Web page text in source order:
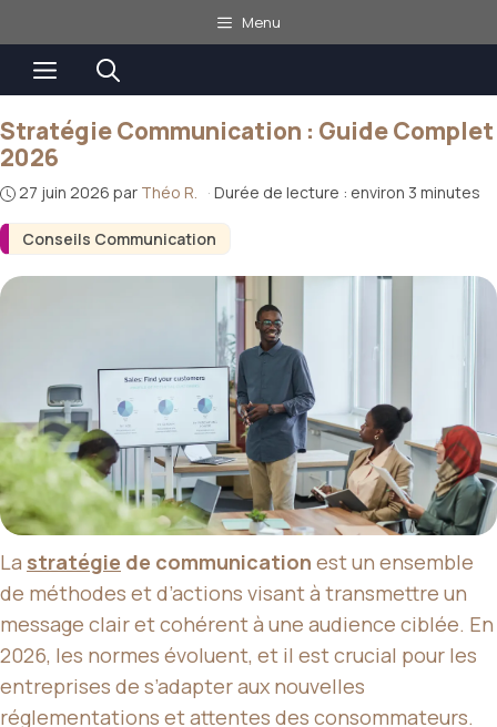
au
contenu
Menu
Menu
Conseils Communication
Stratégie Communication : Guide Complet
2026
27 juin 2026 par Théo R. · Durée de lecture : environ 3 minutes
La stratégie de communication est un ensemble
de méthodes et d’actions visant à transmettre un
message clair et cohérent à une audience ciblée. En
2026, les normes évoluent, et il est crucial pour les
entreprises de s’adapter aux nouvelles
réglementations et attentes des consommateurs.